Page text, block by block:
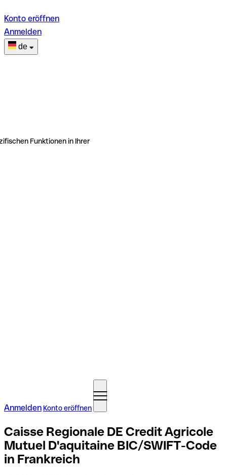
Konto eröffnen
Anmelden
de
Funktionen in Ihrer
Anmelden Konto eröffnen
Caisse Regionale DE Credit Agricole
Mutuel D'aquitaine BIC/SWIFT-Code
in Frankreich